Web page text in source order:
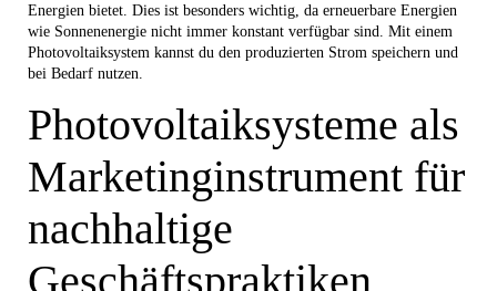
Energien bietet. Dies ist besonders wichtig, da erneuerbare Energien
wie Sonnenenergie nicht immer konstant verfügbar sind. Mit einem
Photovoltaiksystem kannst du den produzierten Strom speichern und
bei Bedarf nutzen.
Photovoltaiksysteme als
Marketinginstrument für
nachhaltige